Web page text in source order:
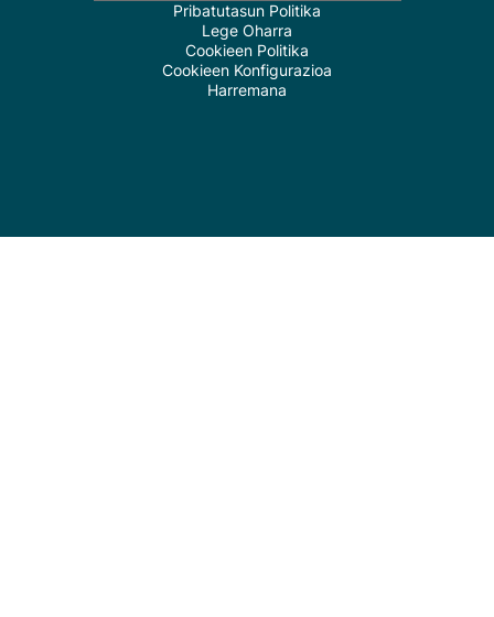
Pribatutasun Politika
Lege Oharra
Cookieen Politika
Cookieen Konfigurazioa
Harremana